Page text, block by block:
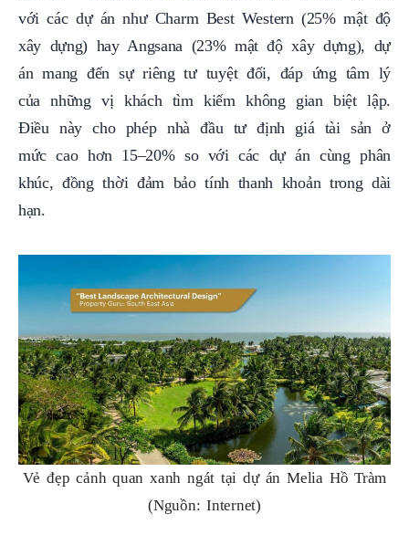
với các dự án như Charm Best Western (25% mật độ
xây dựng) hay Angsana (23% mật độ xây dựng), dự
án mang đến sự riêng tư tuyệt đối, đáp ứng tâm lý
của những vị khách tìm kiếm không gian biệt lập.
Điều này cho phép nhà đầu tư định giá tài sản ở
mức cao hơn 15–20% so với các dự án cùng phân
khúc, đồng thời đảm bảo tính thanh khoản trong dài
hạn.
Vẻ đẹp cảnh quan xanh ngát tại dự án Melia Hồ Tràm
(Nguồn: Internet)